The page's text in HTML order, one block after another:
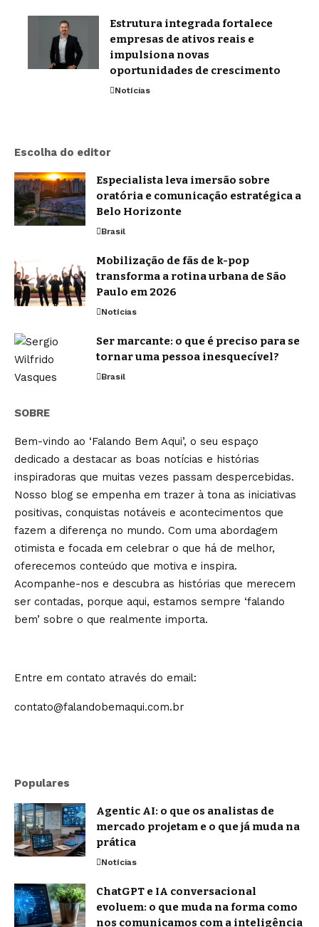
Estrutura integrada fortalece
empresas de ativos reais e
impulsiona novas
oportunidades de crescimento
Notícias
Escolha do editor
Especialista leva imersão sobre
oratória e comunicação estratégica a
Belo Horizonte
Brasil
Mobilização de fãs de k-pop
transforma a rotina urbana de São
Paulo em 2026
Notícias
Ser marcante: o que é preciso para se
tornar uma pessoa inesquecível?
Brasil
SOBRE
Bem-vindo ao ‘Falando Bem Aqui’, o seu espaço
dedicado a destacar as boas notícias e histórias
inspiradoras que muitas vezes passam despercebidas.
Nosso blog se empenha em trazer à tona as iniciativas
positivas, conquistas notáveis e acontecimentos que
fazem a diferença no mundo. Com uma abordagem
otimista e focada em celebrar o que há de melhor,
oferecemos conteúdo que motiva e inspira.
Acompanhe-nos e descubra as histórias que merecem
ser contadas, porque aqui, estamos sempre ‘falando
bem’ sobre o que realmente importa.
Entre em contato através do email:
contato@falandobemaqui.com.br
Populares
Agentic AI: o que os analistas de
mercado projetam e o que já muda na
prática
Notícias
ChatGPT e IA conversacional
evoluem: o que muda na forma como
nos comunicamos com a inteligência